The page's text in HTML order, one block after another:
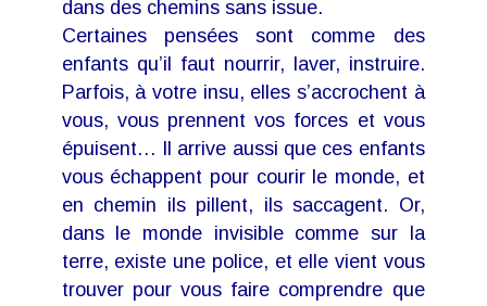
dans des chemins sans issue.
Certaines pensées sont comme des
enfants qu’il faut nourrir, laver, instruire.
Parfois, à votre insu, elles s’accrochent à
vous, vous prennent vos forces et vous
épuisent… Il arrive aussi que ces enfants
vous échappent pour courir le monde, et
en chemin ils pillent, ils saccagent. Or,
dans le monde invisible comme sur la
terre, existe une police, et elle vient vous
trouver pour vous faire comprendre que